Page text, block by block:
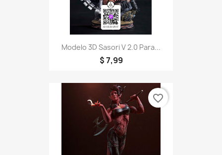
Modelo 3D Sasori V 2.0 Para...
$ 7,99
favorite_border